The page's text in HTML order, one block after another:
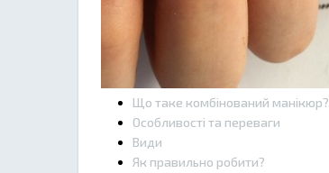
Що таке комбінований манікюр?
Особливості та переваги
Види
Як правильно робити?